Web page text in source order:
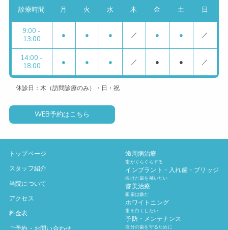
診療時間 月 火 水 木 金 土 日
9:00 -
13:00
● ● ● ／ ● ● ／
14:00 -
18:00
● ● ● ／ ● ● ／
休診日：木（訪問診療のみ）・日・祝
WEB予約はこちら
トップページ
スタッフ紹介
当院について
アクセス
料金表
歯周病治療
歯がぐらぐらする
インプラント・入れ歯・ブリッジ
抜けた歯を補いたい
審美治療
銀歯は嫌だ
ホワイトニング
歯を白くしたい
予防・メンテナンス
自分の歯を守るために